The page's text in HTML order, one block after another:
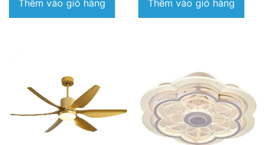
Thêm vào giỏ hàng Thêm vào giỏ hàng